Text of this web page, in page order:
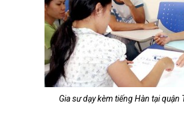
Gia sư dạy kèm tiếng Hàn tại quận